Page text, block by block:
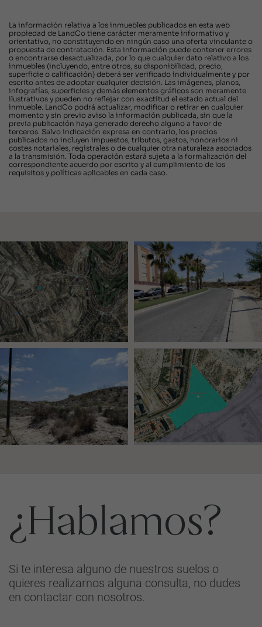
La información relativa a los inmuebles publicados en esta web
propiedad de LandCo tiene carácter meramente informativo y
orientativo, no constituyendo en ningún caso una oferta vinculante o
propuesta de contratación. Esta información puede contener errores
o encontrarse desactualizada, por lo que cualquier dato relativo a los
inmuebles (incluyendo, entre otros, su disponibilidad, precio,
superficie o calificación) deberá ser verificado individualmente y por
escrito antes de adoptar cualquier decisión. Las imágenes, planos,
infografías, superficies y demás elementos gráficos son meramente
ilustrativos y pueden no reflejar con exactitud el estado actual del
inmueble. LandCo podrá actualizar, modificar o retirar en cualquier
momento y sin previo aviso la información publicada, sin que la
previa publicación haya generado derecho alguno a favor de
terceros. Salvo indicación expresa en contrario, los precios
publicados no incluyen impuestos, tributos, gastos, honorarios ni
costes notariales, registrales o de cualquier otra naturaleza asociados
a la transmisión. Toda operación estará sujeta a la formalización del
correspondiente acuerdo por escrito y al cumplimiento de los
requisitos y políticas aplicables en cada caso.
¿Hablamos?
Si te interesa alguno de nuestros suelos o
quieres realizarnos alguna consulta, no dudes
en contactar con nosotros.